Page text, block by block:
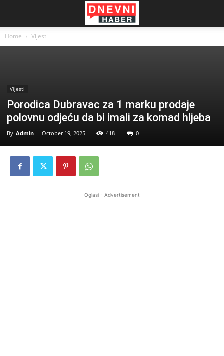
Home Vijesti
Vijesti
Porodica Dubravac za 1 marku prodaje
polovnu odjeću da bi imali za komad hljeba
By Admin - October 19, 2025 418 0
Oglasi - Advertisement